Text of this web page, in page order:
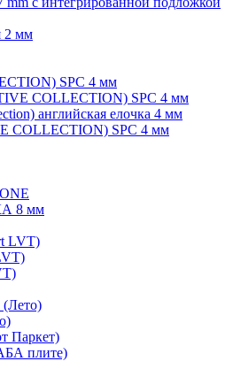
2 мм
SPC 4 мм
COLLECTION) SPC 4 мм
английская елочка 4 мм
COLLECTION) SPC 4 мм
8 мм
LVT)
(Лето)
Паркет)
плите)